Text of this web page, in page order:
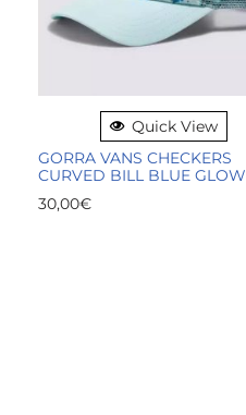
Quick View
GORRA VANS CHECKERS
CURVED BILL BLUE GLOW
30,00€